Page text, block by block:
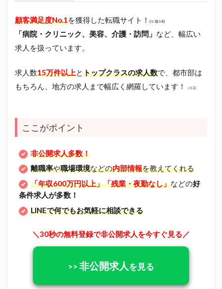
顧客満足度No.1を獲得した転職サイト！ (※3)(※4)
「病院・クリニック、美容、介護・訪問」 など、幅広い
求人を扱っています。
求人数15万件以上とトップクラスの求人数で、都市部は
もちろん、地方の求人まで幅広く網羅しています！
（※2）
ここがポイント
非公開求人多数！
離職率や職場環境などの内部情報を教えてくれる
「年収600万円以上」「残業・夜勤なし」などの好
条件求人が多数！
LINEで何でもお気軽に相談できる
＼30秒の無料登録で非公開求人を今すぐ見る／
>> 非公開求人 を見る